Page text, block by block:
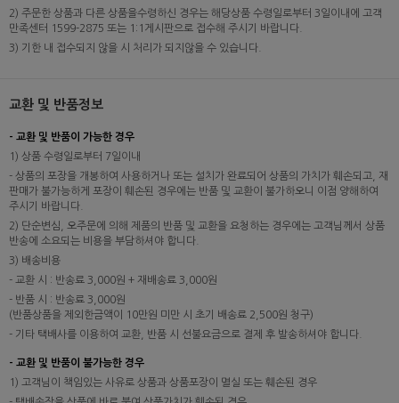
2) 주문한 상품과 다른 상품을수령하신 경우는 해당상품 수령일로부터 3일이내에 고객
만족센터 1599-2875 또는 1:1게시판으로 접수해 주시기 바랍니다.
3) 기한 내 접수되지 않을 시 처리가 되지않을 수 있습니다.
교환 및 반품정보
- 교환 및 반품이 가능한 경우
1) 상품 수령일로부터 7일이내
- 상품의 포장을 개봉하여 사용하거나 또는 설치가 완료되어 상품의 가치가 훼손되고, 재
판매가 불가능하게 포장이 훼손된 경우에는 반품 및 교환이 불가하오니 이점 양해하여
주시기 바랍니다.
2) 단순변심, 오주문에 의해 제품의 반품 및 교환을 요청하는 경우에는 고객님께서 상품
반송에 소요되는 비용을 부담하셔야 합니다.
3) 배송비용
- 교환 시 : 반송료 3,000원 + 재배송료 3,000원
- 반품 시 : 반송료 3,000원
(반품상품을 제외한금액이 10만원 미만 시 초기 배송료 2,500원 청구)
- 기타 택배사를 이용하여 교환, 반품 시 선불요금으로 결제 후 발송하셔야 합니다.
- 교환 및 반품이 불가능한 경우
1) 고객님이 책임있는 사유로 상품과 상품포장이 멸실 또는 훼손된 경우